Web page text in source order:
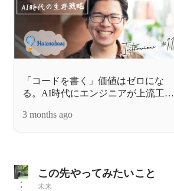
「コードを書く」価値はゼロにな
る。AI時代にエンジニアが上流工程
3 months ago
この先やってみたいこと
未来